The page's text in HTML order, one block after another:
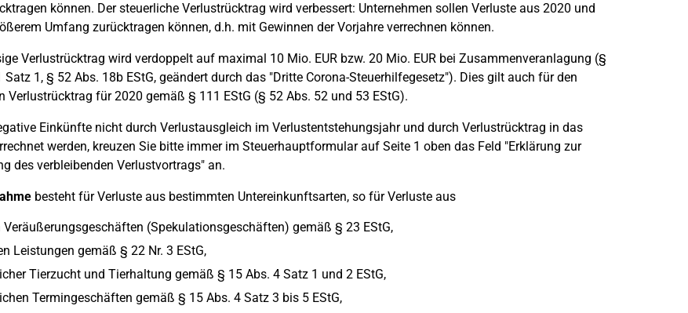
können. Der steuerliche Verlustrücktrag wird verbessert: Unternehmen sollen Verluste aus 2020 und
Umfang zurücktragen können, d.h. mit Gewinnen der Vorjahre verrechnen können.
Verlustrücktrag wird verdoppelt auf maximal 10 Mio. EUR bzw. 20 Mio. EUR bei Zusammenveranlagung (§
Satz 1, § 52 Abs. 18b EStG, geändert durch das "Dritte Corona-Steuerhilfegesetz"). Dies gilt auch für den
Verlustrücktrag für 2020 gemäß § 111 EStG (§ 52 Abs. 52 und 53 EStG).
Einkünfte nicht durch Verlustausgleich im Verlustentstehungsjahr und durch Verlustrücktrag in das
werden, kreuzen Sie bitte immer im Steuerhauptformular auf Seite 1 oben das Feld "Erklärung zur
des verbleibenden Verlustvortrags" an.
besteht für Verluste aus bestimmten Untereinkunftsarten, so für Verluste aus
Veräußerungsgeschäften (Spekulationsgeschäften) gemäß § 23 EStG,
Leistungen gemäß § 22 Nr. 3 EStG,
Tierzucht und Tierhaltung gemäß § 15 Abs. 4 Satz 1 und 2 EStG,
Termingeschäften gemäß § 15 Abs. 4 Satz 3 bis 5 EStG,